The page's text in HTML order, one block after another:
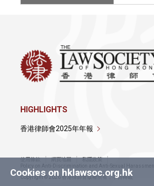
Cookies on hklawsoc.org.hk
HIGHLIGHTS
香港律師會2025年年報
使用條款 網頁地圖
私隱政策
Policy on Anti-Discrimination and Anti-Sexual Harassment
Copyright © 2026 香港律師會版權所有，不得轉載